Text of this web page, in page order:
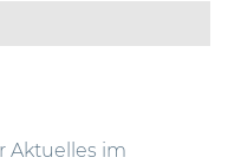
Aktuelles im